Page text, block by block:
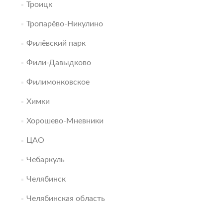
Троицк
Тропарёво-Никулино
Филёвский парк
Фили-Давыдково
Филимонковское
Химки
Хорошево-Мневники
ЦАО
Чебаркуль
Челябинск
Челябинская область